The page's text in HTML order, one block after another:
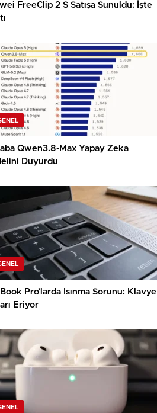
FreeClip 2 S Satışa Sunuldu: İşte
Qwen3.8-Max Yapay Zeka
Duyurdu
Pro’larda Isınma Sorunu: Klavye
Eriyor